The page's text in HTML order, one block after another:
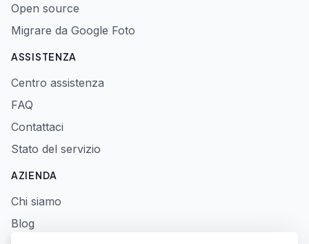
Open source
Migrare da Google Foto
ASSISTENZA
Centro assistenza
FAQ
Contattaci
Stato del servizio
AZIENDA
Chi siamo
Blog